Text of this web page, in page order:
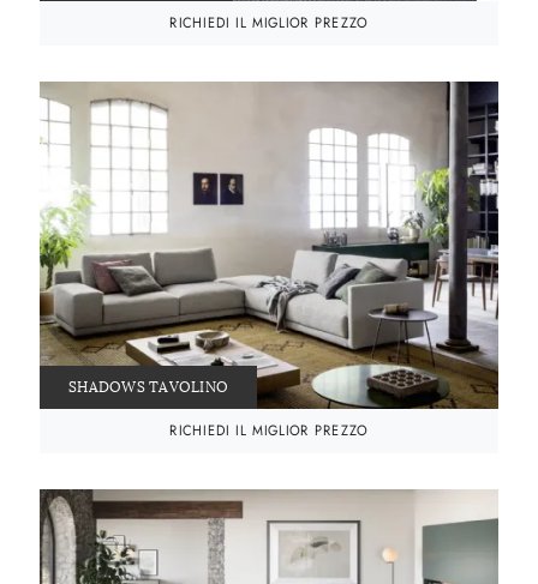
RICHIEDI IL MIGLIOR PREZZO
SHADOWS TAVOLINO
RICHIEDI IL MIGLIOR PREZZO